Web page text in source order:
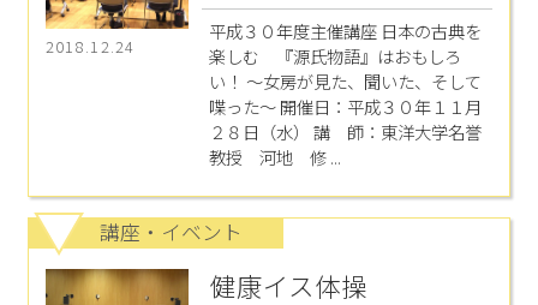
2018.12.24
平成３０年度主催講座 日本の古典を
楽しむ 『源氏物語』はおもしろ
い！ ～女房が見た、聞いた、そして
喋った～ 開催日：平成３０年１１月
２８日（水） 講 師：東洋大学名誉
教授 河地 修 ...
講座・イベント
健康イス体操